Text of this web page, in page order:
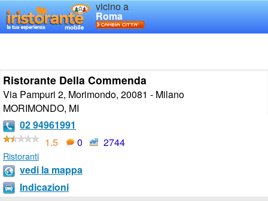
vicino a
Roma
Ristorante Della Commenda
Via Pampuri 2, Morimondo, 20081 - Milano
MORIMONDO, MI
02 94961991
1.5
0 2744
Ristoranti
vedi la mappa
Indicazioni